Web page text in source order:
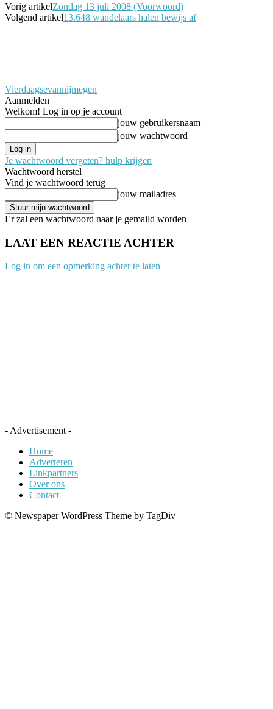
Vorig artikelZondag 13 juli 2008 (Voorwoord)
Volgend artikel13.648 wandelaars halen bewijs af
Vierdaagsevannijmegen
Aanmelden
Welkom! Log in op je account
jouw gebruikersnaam
jouw wachtwoord
Je wachtwoord vergeten? hulp krijgen
Wachtwoord herstel
Vind je wachtwoord terug
jouw mailadres
Er zal een wachtwoord naar je gemaild worden
LAAT EEN REACTIE ACHTER
Log in om een opmerking achter te laten
- Advertisement -
Home
Adverteren
Linkpartners
Over ons
Contact
© Newspaper WordPress Theme by TagDiv